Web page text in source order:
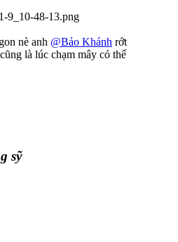
nè anh @Bảo Khánh rớt
là lúc chạm mây có thế
sỹ